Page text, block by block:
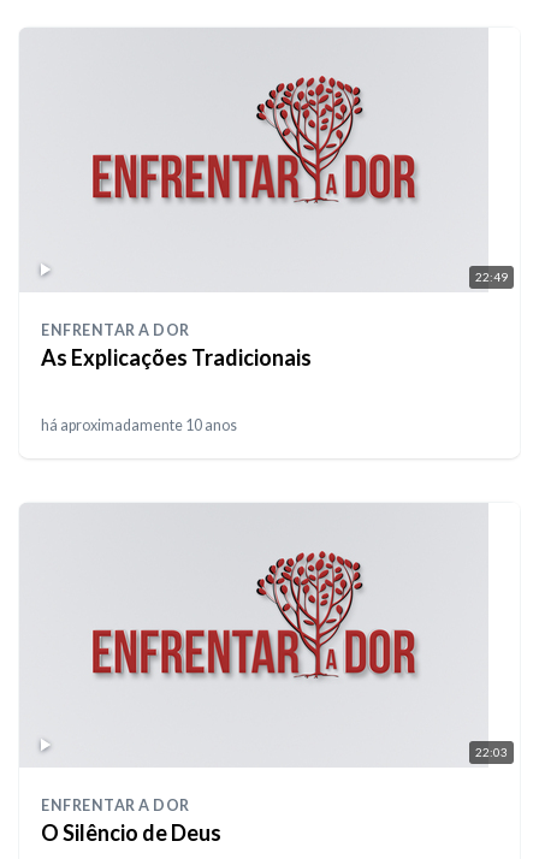
22:49
ENFRENTAR A DOR
As Explicações Tradicionais
há aproximadamente 10 anos
22:03
ENFRENTAR A DOR
O Silêncio de Deus